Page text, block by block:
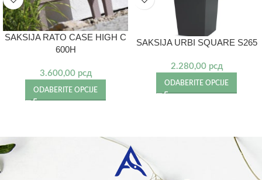
SAKSIJA RATO CASE HIGH C
600H
3.600,00 рсд
ODABERITE OPCIJE
SAKSIJA URBI SQUARE S265
2.280,00 рсд
ODABERITE OPCIJE